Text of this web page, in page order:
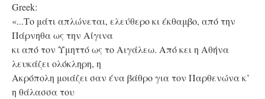
Greek:
«...Το μάτι απλώνεται, ελεύθερο κι έκθαμβο, από την
Πάρνηθα ως την Αίγινα
κι από τον Υμηττό ως το Αιγάλεω. Από κει η Αθήνα
λευκάζει ολόκληρη, η
Ακρόπολη μοιάζει σαν ένα βάθρο για τον Παρθενώνα κ’
η θάλασσα του